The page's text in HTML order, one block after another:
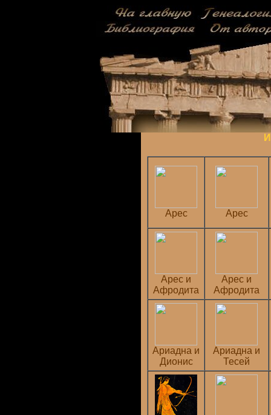
Арес Арес
Арес и
Афродита
Арес и
Афродита
Ариадна и
Дионис
Ариадна и
Тесей